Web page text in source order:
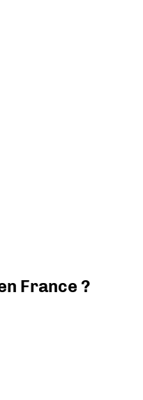
France ?